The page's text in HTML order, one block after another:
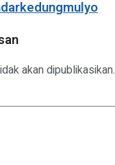
akan dipublikasikan.